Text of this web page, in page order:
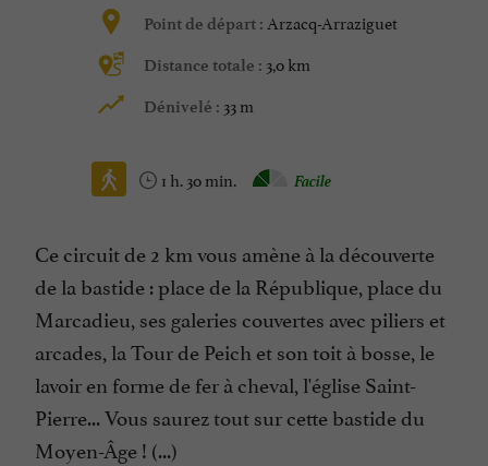
Point de départ : Arzacq-Arraziguet
Distance totale : 3,0 km
Dénivelé : 33 m
1 h. 30 min. Facile
Ce circuit de 2 km vous amène à la découverte
de la bastide : place de la République, place du
Marcadieu, ses galeries couvertes avec piliers et
arcades, la Tour de Peich et son toit à bosse, le
lavoir en forme de fer à cheval, l'église Saint-
Pierre... Vous saurez tout sur cette bastide du
Moyen-Âge ! (...)